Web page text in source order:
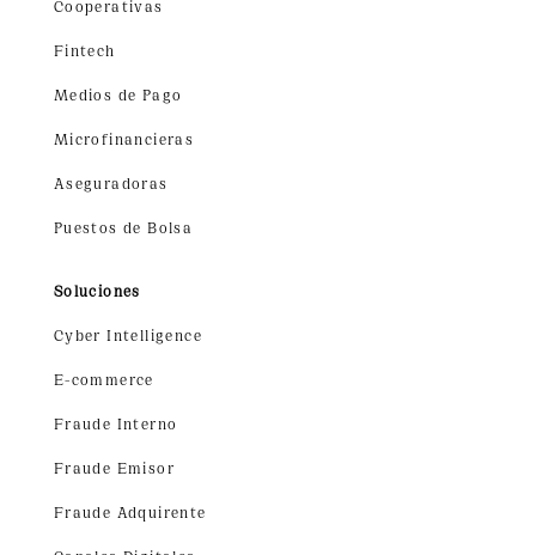
Cooperativas
Fintech
Medios de Pago
Microfinancieras
Aseguradoras
Puestos de Bolsa
Soluciones
Cyber Intelligence
E-commerce
Fraude Interno
Fraude Emisor
Fraude Adquirente